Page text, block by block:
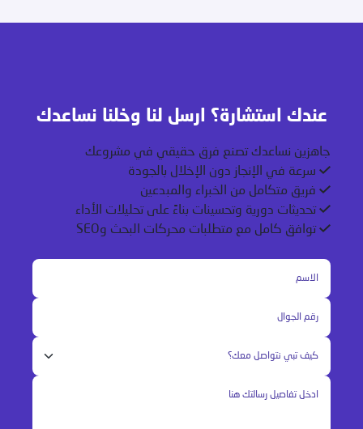
عندك استشارة؟ ارسل لنا وخلنا نساعدك
جاهزين نساعدك تصنع فرق حقيقي في مشروعك
سرعة في الإنجاز دون الإخلال بالجودة
فريق متكامل من الخبراء والمبدعين
تحديثات دورية وتحسينات بناءً على تحليلات الأداء
توافق كامل مع متطلبات محركات البحث وSEO